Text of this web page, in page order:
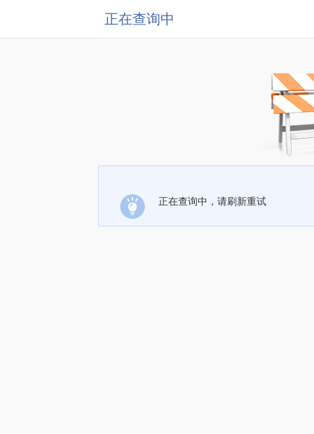
正在查询中
正在查询中，请刷新重试